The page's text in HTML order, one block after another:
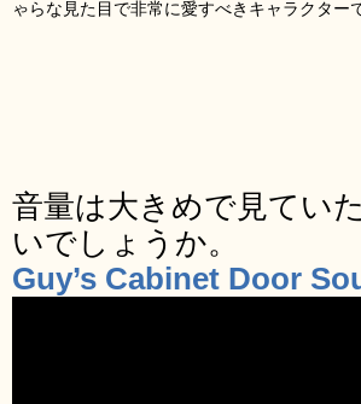
ゃらな見た目で非常に愛すべきキャラクタ
音量は大きめで見てい
いでしょうか。
Guy’s Cabinet Door